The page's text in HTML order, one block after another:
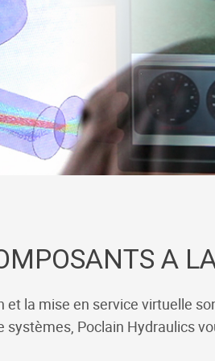
A
et la mise en service virtuelle
systèmes, Poclain Hydraulics